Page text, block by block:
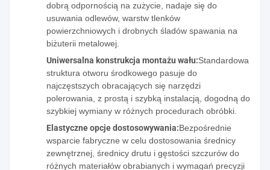
dobrą odpornością na zużycie, nadaje się do
usuwania odlewów, warstw tlenków
powierzchniowych i drobnych śladów spawania na
biżuterii metalowej.
Uniwersalna konstrukcja montażu wału:Standardowa
struktura otworu środkowego pasuje do
najczęstszych obracających się narzędzi
polerowania, z prostą i szybką instalacją, dogodną do
szybkiej wymiany w różnych procedurach obróbki.
Elastyczne opcje dostosowywania:Bezpośrednie
wsparcie fabryczne w celu dostosowania średnicy
zewnętrznej, średnicy drutu i gęstości szczurów do
różnych materiałów obrabianych i wymagań precyzji